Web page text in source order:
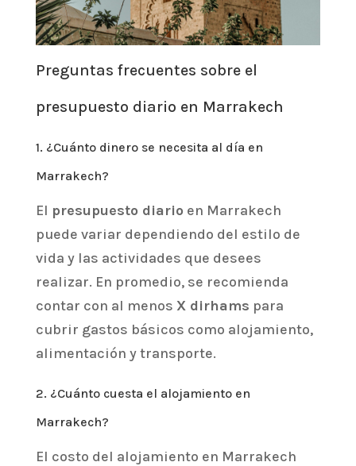
Preguntas frecuentes sobre el
presupuesto diario en Marrakech
1. ¿Cuánto dinero se necesita al día en
Marrakech?
El presupuesto diario en Marrakech
puede variar dependiendo del estilo de
vida y las actividades que desees
realizar. En promedio, se recomienda
contar con al menos X dirhams para
cubrir gastos básicos como alojamiento,
alimentación y transporte.
2. ¿Cuánto cuesta el alojamiento en
Marrakech?
El costo del alojamiento en Marrakech